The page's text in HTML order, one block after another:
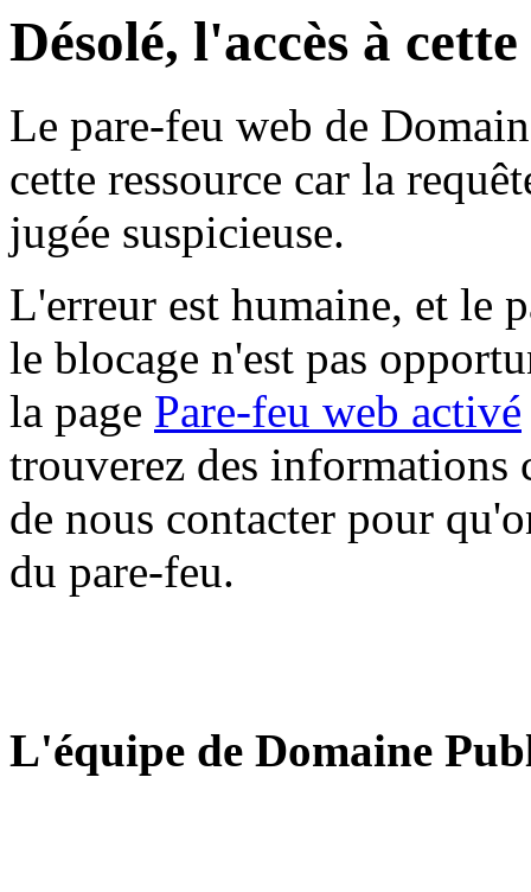
Désolé, l'accès à
Le pare-feu web de
cette ressource car la
jugée suspicieuse.
L'erreur est humaine, et le
le blocage n'est pas
la page Pare-feu web activé
trouverez des informations
de nous contacter pour
du pare-feu.
L'équipe de Domaine